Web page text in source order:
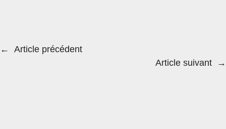
←
Article précédent
Article suivant
→